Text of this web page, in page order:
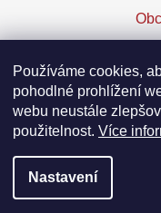
Používáme cookies,
pohodlné prohlížení
webu neustále
použitelnost. Více
Nastavení
. Všechna práva